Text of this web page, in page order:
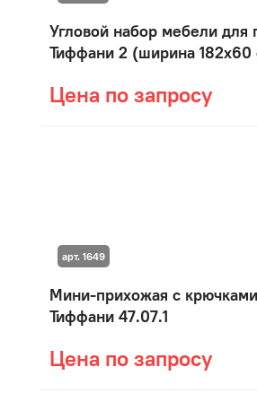
Угловой набор мебели для
Тиффани 2 (ширина 182х60
Цена по запросу
Мини-прихожая с
Тиффани 47.07.1
Цена по запросу
арт. 1649